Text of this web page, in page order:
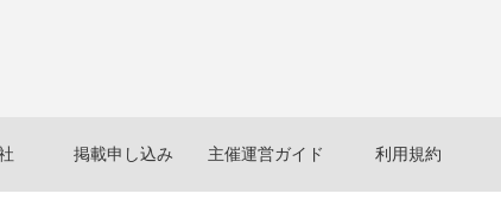
掲載申し込み 主催運営ガイド 利用規約